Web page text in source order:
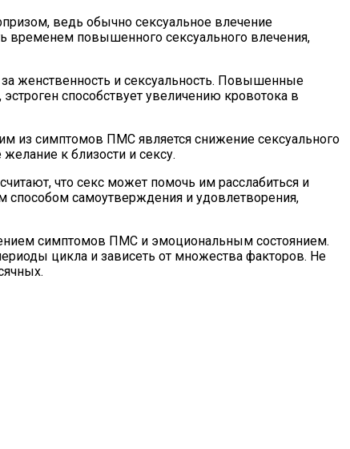
ведь обычно сексуальное влечение
временем повышенного сексуального влечения,
женственность и сексуальность. Повышенные
способствует увеличению кровотока в
из симптомов ПМС является снижение сексуального
к близости и сексу.
что секс может помочь им расслабиться и
самоутверждения и удовлетворения,
симптомов ПМС и эмоциональным состоянием.
цикла и зависеть от множества факторов. Не